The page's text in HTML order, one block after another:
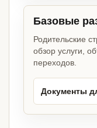
Базовые
Родительские
обзор услуги,
переходов.
Документы